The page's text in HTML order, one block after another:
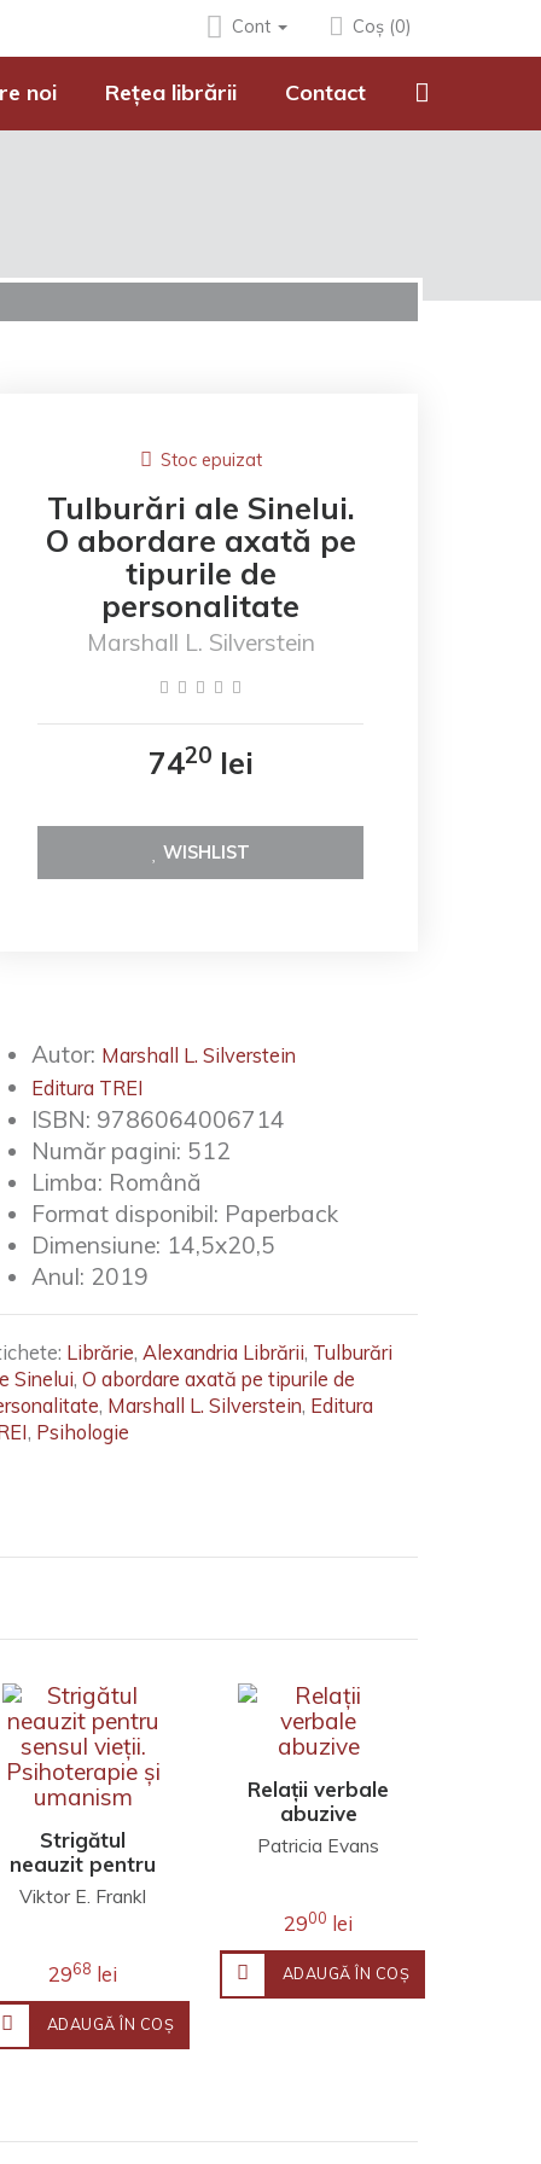
Cont Coș (0)
noi Rețea librării Contact
Stoc epuizat
Tulburări ale Sinelui.
O abordare axată pe
tipurile de
personalitate
Marshall L. Silverstein
7420lei
WISHLIST
Autor: Marshall L. Silverstein
Editura TREI
ISBN: 9786064006714
Număr pagini: 512
Limba: Română
Format disponibil: Paperback
Dimensiune: 14,5x20,5
Anul: 2019
Librărie, Alexandria Librării, Tulburări
Sinelui, O abordare axată pe tipurile de
, Marshall L. Silverstein, Editura
, Psihologie
Strigătul
neauzit pentru
sensul vieții.
Viktor E. Frankl
2968 lei
ADAUGĂ ÎN COŞ
Relații verbale
abuzive
Patricia Evans
2900 lei
ADAUGĂ ÎN COŞ